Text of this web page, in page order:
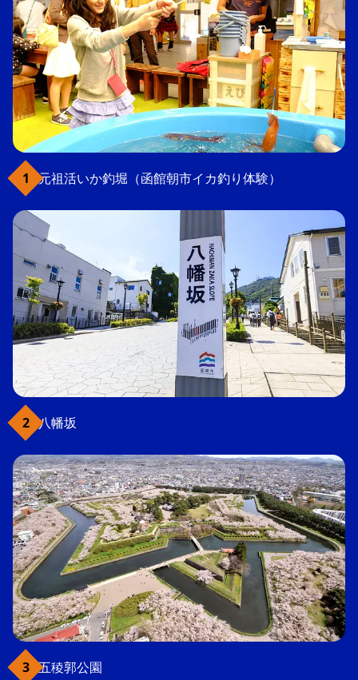
元祖活いか釣堀（函館朝市イカ釣り体験）
八幡坂
五稜郭公園